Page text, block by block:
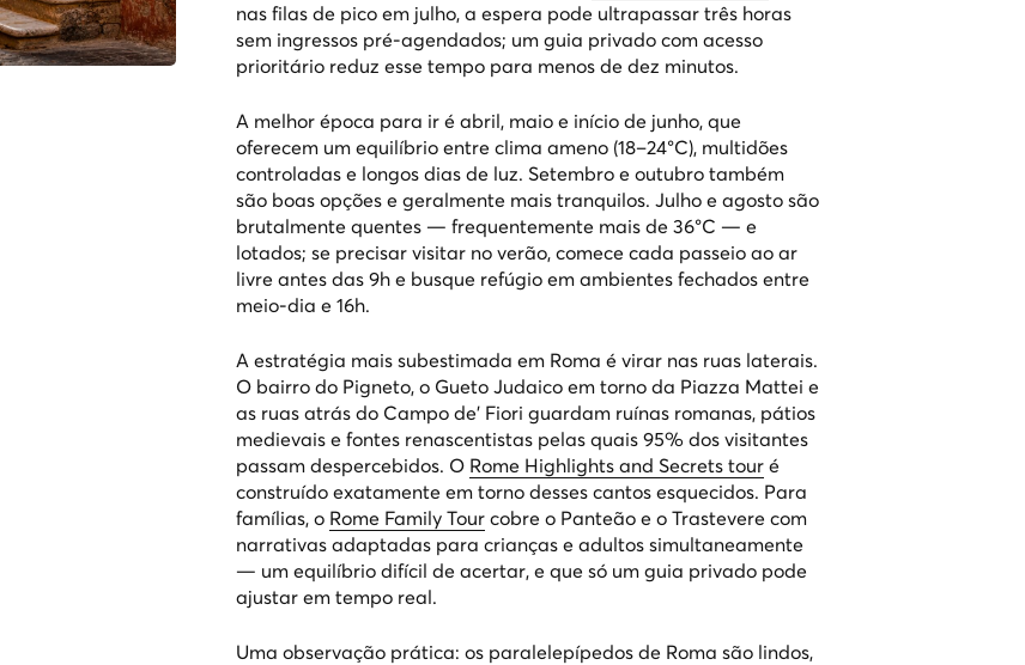
nas filas de pico em julho, a espera pode ultrapassar três horas
sem ingressos pré-agendados; um guia privado com acesso
prioritário reduz esse tempo para menos de dez minutos.
A melhor época para ir é abril, maio e início de junho, que
oferecem um equilíbrio entre clima ameno (18–24°C), multidões
controladas e longos dias de luz. Setembro e outubro também
são boas opções e geralmente mais tranquilos. Julho e agosto são
brutalmente quentes — frequentemente mais de 36°C — e
lotados; se precisar visitar no verão, comece cada passeio ao ar
livre antes das 9h e busque refúgio em ambientes fechados entre
meio-dia e 16h.
A estratégia mais subestimada em Roma é virar nas ruas laterais.
O bairro do Pigneto, o Gueto Judaico em torno da Piazza Mattei e
as ruas atrás do Campo de' Fiori guardam ruínas romanas, pátios
medievais e fontes renascentistas pelas quais 95% dos visitantes
passam despercebidos. O Rome Highlights and Secrets touré
construído exatamente em torno desses cantos esquecidos. Para
famílias, o Rome Family Tourcobre o Panteão e o Trastevere com
narrativas adaptadas para crianças e adultos simultaneamente
— um equilíbrio difícil de acertar, e que só um guia privado pode
ajustar em tempo real.
Uma observação prática: os paralelepípedos de Roma são lindos,